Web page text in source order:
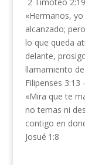
«Hermanos,
alcanzado;
lo que queda
delante,
llamamiento
Filipenses 3:13
«Mira que te
no temas ni
contigo en
Josué 1:8